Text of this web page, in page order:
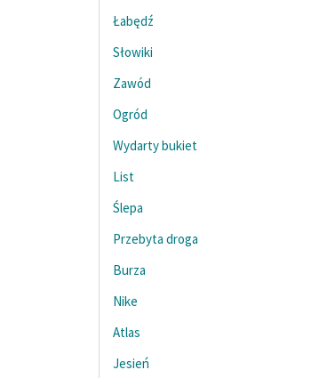
Łabędź
Słowiki
Zawód
Ogród
Wydarty bukiet
List
Ślepa
Przebyta droga
Burza
Nike
Atlas
Jesień